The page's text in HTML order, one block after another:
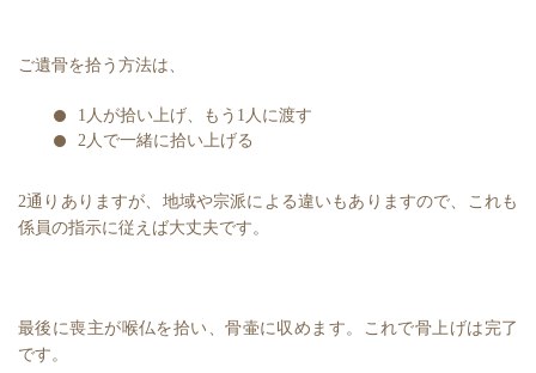
ご遺骨を拾う方法は、
1人が拾い上げ、もう1人に渡す
2人で一緒に拾い上げる
2通りありますが、地域や宗派による違いもありますので、これも
係員の指示に従えば大丈夫です。
最後に喪主が喉仏を拾い、骨壷に収めます。これで骨上げは完了
です。